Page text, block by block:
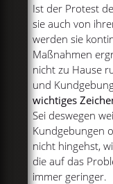
Ist der Protest
sie auch von
werden sie
Maßnahmen
nicht zu Hause
und
wichtiges
Sei deswegen
Kundgebungen
nicht hingehst,
die auf das
immer geringer.